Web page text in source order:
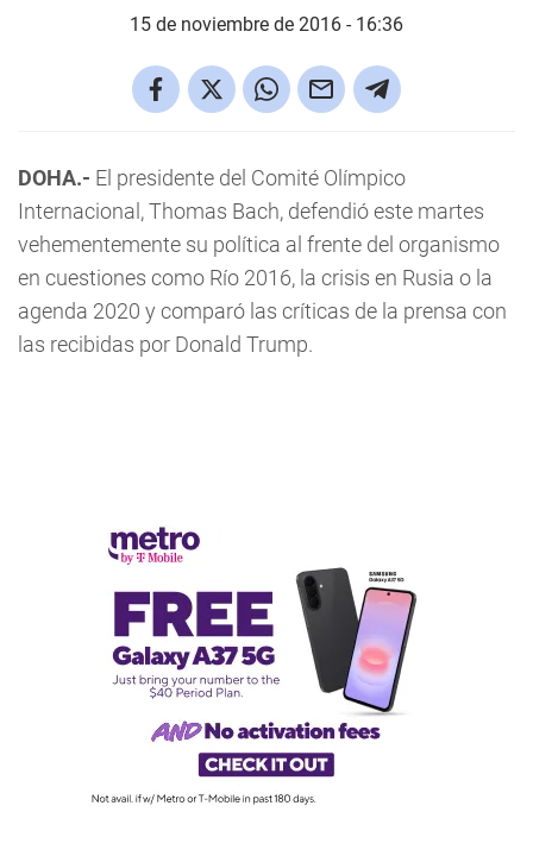
15 de noviembre de 2016 - 16:36
DOHA.- El presidente del Comité Olímpico
Internacional, Thomas Bach, defendió este martes
vehementemente su política al frente del organismo
en cuestiones como Río 2016, la crisis en Rusia o la
agenda 2020 y comparó las críticas de la prensa con
las recibidas por Donald Trump.